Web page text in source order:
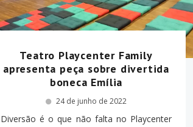
Teatro Playcenter Family
apresenta peça sobre divertida
boneca Emília
24 de junho de 2022
Diversão é o que não falta no Playcenter